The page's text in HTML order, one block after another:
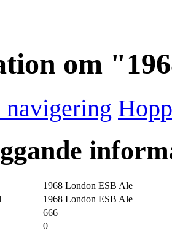
om
1968 London ESB Ale
1968 London ESB Ale
666
0